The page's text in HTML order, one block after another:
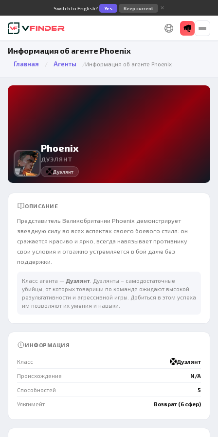
Switch to English? Yes Keep current ✕
Информация об агенте Phoenix
Главная / Агенты /Информация об агенте Phoenix
Phoenix
ДУЭЛЯНТ
Дуэлянт
ОПИСАНИЕ
Представитель Великобритании Phoenix демонстрирует
звездную силу во всех аспектах своего боевого стиля: он
сражается красиво и ярко, всегда навязывает противнику
свои условия и отважно устремляется в бой даже без
поддержки.
Класс агента — Дуэлянт . Дуэлянты – самодостаточные
убийцы, от которых товарищи по команде ожидают высокой
результативности и агрессивной игры. Добиться в этом успеха
им позволяют их умения и навыки.
ИНФОРМАЦИЯ
Класс Дуэлянт
Происхождение N/A
Способностей 5
Ультимейт Возврат (6 сфер)